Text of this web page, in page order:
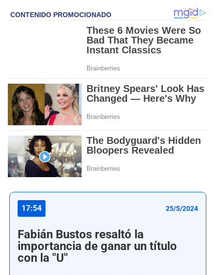
17:54 25/5/2024
Fabián Bustos resaltó la
importancia de ganar un título
con la "U"